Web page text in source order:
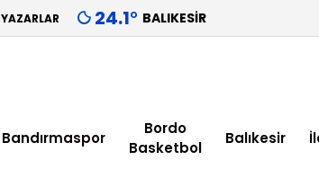
YAZARLAR 24.1° BALIKESIR
Bandırmaspor
Bordo
Basketbol
Balıkesir